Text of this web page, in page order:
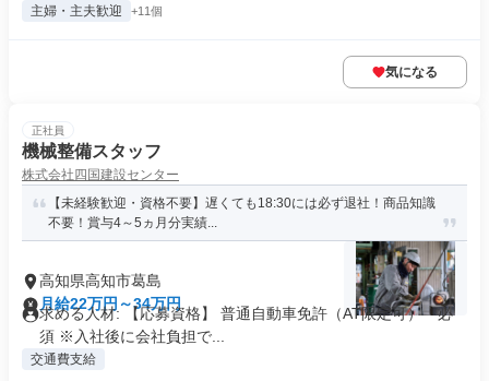
主婦・主夫歓迎 +11個
気になる
正社員
機械整備スタッフ
株式会社四国建設センター
【未経験歓迎・資格不要】遅くても18:30には必ず退社！商品知識
不要！賞与4～5ヵ月分実績...
高知県高知市葛島
月給22万円～34万円
求める人材: 【応募資格】 普通自動車免許（AT限定可） 必
須 ※入社後に会社負担で...
交通費支給